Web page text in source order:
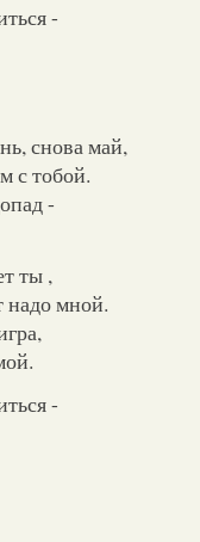
-
снова май,
с тобой.
-
ты ,
надо мной.
-